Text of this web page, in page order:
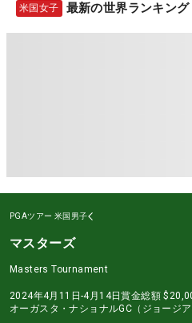
米国女子 最新の世界ランキング
PGAツアー 米国男子
マスターズ
Masters Tournament
2024年4月11日-4月14日賞金総額
オーガスタ・ナショナルGC（ジョージア